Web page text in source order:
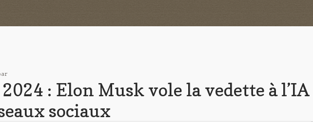
: Elon Musk vole la vedette à l’IA
sociaux